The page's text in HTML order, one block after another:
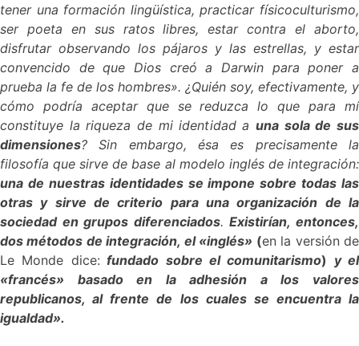
tener una formación lingüística, practicar físicoculturismo,
ser poeta en sus ratos libres, estar contra el aborto,
disfrutar observando los pájaros y las estrellas, y estar
convencido de que Dios creó a Darwin para poner a
prueba la fe de los hombres». ¿Quién soy, efectivamente, y
cómo podría aceptar que se reduzca lo que para mí
constituye la riqueza de mi identidad a una sola de sus
dimensiones? Sin embargo, ésa es precisamente la
filosofía que sirve de base al modelo inglés de integración:
una de nuestras identidades se impone sobre todas las
otras y sirve de criterio para una organización de la
sociedad en grupos diferenciados.Existirían, entonces,
dos métodos de integración, el «inglés» (en la versión de
Le Monde dice: fundado sobre el comunitarismo) y el
«francés» basado en la adhesión a los valores
republicanos, al frente de los cuales se encuentra la
igualdad».